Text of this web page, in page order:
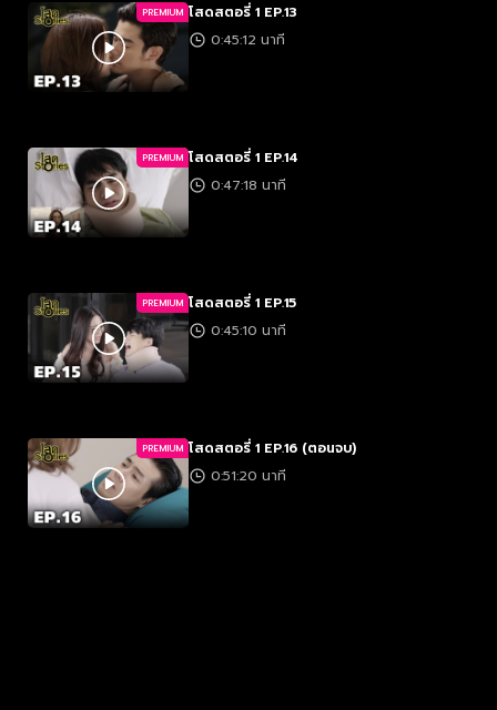
PREMIUM โสดสตอรี่ 1 EP.13
0:45:12 นาที
PREMIUM โสดสตอรี่ 1 EP.14
0:47:18 นาที
PREMIUM โสดสตอรี่ 1 EP.15
0:45:10 นาที
PREMIUM โสดสตอรี่ 1 EP.16 (ตอนจบ)
0:51:20 นาที